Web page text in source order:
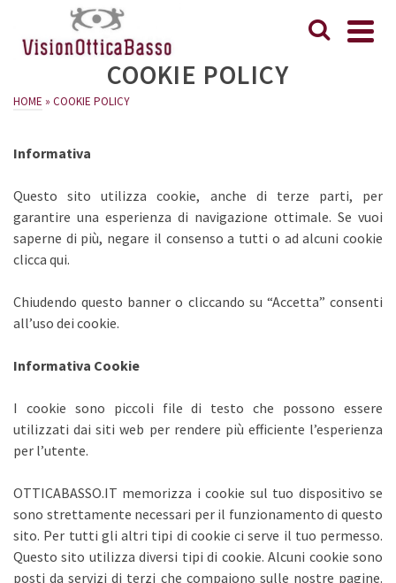
COOKIE POLICY
HOME » COOKIE POLICY
Informativa
Questo sito utilizza cookie, anche di terze parti, per
garantire una esperienza di navigazione ottimale. Se vuoi
saperne di più, negare il consenso a tutti o ad alcuni cookie
clicca qui.
Chiudendo questo banner o cliccando su “Accetta” consenti
all’uso dei cookie.
Informativa Cookie
I cookie sono piccoli file di testo che possono essere
utilizzati dai siti web per rendere più efficiente l’esperienza
per l’utente.
OTTICABASSO.IT memorizza i cookie sul tuo dispositivo se
sono strettamente necessari per il funzionamento di questo
sito. Per tutti gli altri tipi di cookie ci serve il tuo permesso.
Questo sito utilizza diversi tipi di cookie. Alcuni cookie sono
posti da servizi di terzi che compaiono sulle nostre pagine.